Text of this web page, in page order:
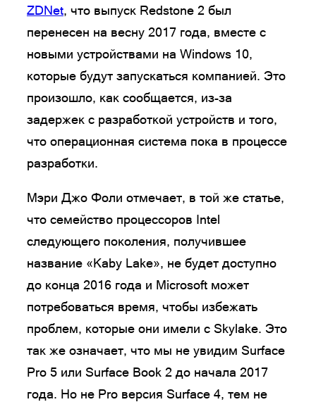
ZDNet, что выпуск Redstone 2 был
перенесен на весну 2017 года, вместе с
новыми устройствами на Windows 10,
которые будут запускаться компанией. Это
произошло, как сообщается, из-за
задержек с разработкой устройств и того,
что операционная система пока в процессе
разработки.
Мэри Джо Фоли отмечает, в той же статье,
что семейство процессоров Intel
следующего поколения, получившее
название «Kaby Lake», не будет доступно
до конца 2016 года и Microsoft может
потребоваться время, чтобы избежать
проблем, которые они имели с Skylake. Это
так же означает, что мы не увидим Surface
Pro 5 или Surface Book 2 до начала 2017
года. Но не Pro версия Surface 4, тем не